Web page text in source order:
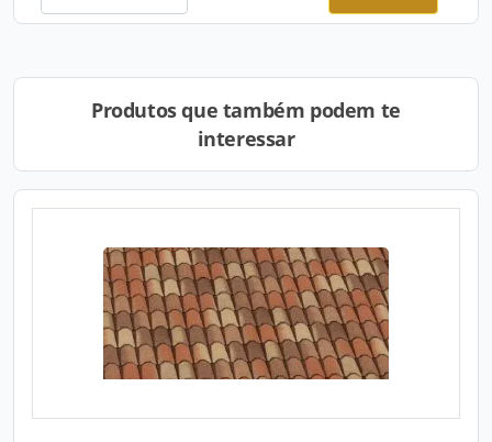
Produtos que também podem te
interessar